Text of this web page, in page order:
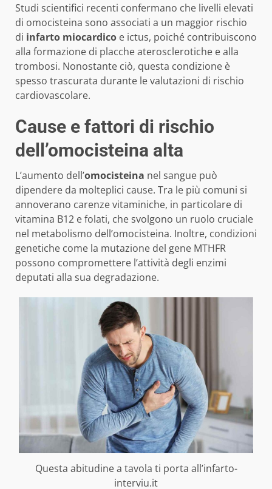
Studi scientifici recenti confermano che livelli elevati
di omocisteina sono associati a un maggior rischio
di infarto miocardico e ictus, poiché contribuiscono
alla formazione di placche aterosclerotiche e alla
trombosi. Nonostante ciò, questa condizione è
spesso trascurata durante le valutazioni di rischio
cardiovascolare.
Cause e fattori di rischio
dell’omocisteina alta
L’aumento dell’omocisteina nel sangue può
dipendere da molteplici cause. Tra le più comuni si
annoverano carenze vitaminiche, in particolare di
vitamina B12 e folati, che svolgono un ruolo cruciale
nel metabolismo dell’omocisteina. Inoltre, condizioni
genetiche come la mutazione del gene MTHFR
possono compromettere l’attività degli enzimi
deputati alla sua degradazione.
Questa abitudine a tavola ti porta all’infarto-
interviu.it